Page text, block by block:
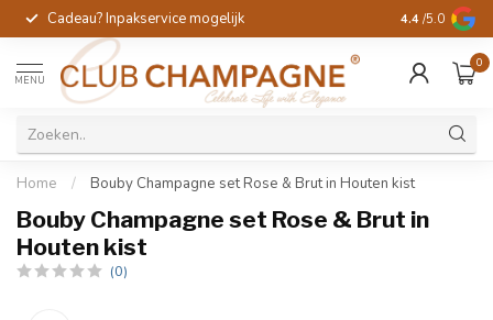
Cadeau? Inpakservice mogelijk Gratis
4.4 /5.0
MENU
0
Home / Bouby Champagne set Rose & Brut in Houten kist
Bouby Champagne set Rose & Brut in
Houten kist
(0)